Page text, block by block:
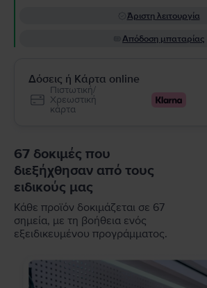
Άριστη λειτουργία
Απόδοση μπαταρίας
Δόσεις ή Κάρτα online
Πιστωτική/
Χρεωστική
κάρτα
67 δοκιμές που
διεξήχθησαν από τους
ειδικούς μας
Κάθε προϊόν δοκιμάζεται σε 67
σημεία, με τη βοήθεια ενός
εξειδικευμένου προγράμματος.